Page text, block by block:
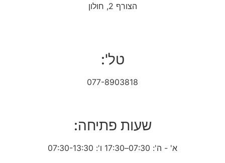
הצורף 2, חולון
טל':
077-8903818
שעות פתיחה:
א' - ה': 07:30–17:30 ו': 07:30-13:30